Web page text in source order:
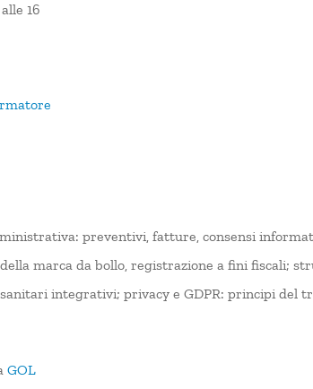
16
preventivi, fatture, consensi
marca da bollo, registrazione a fini fiscali;
integrativi; privacy e GDPR: principi del
GOL